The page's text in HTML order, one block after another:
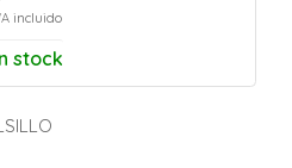
incluido
stock